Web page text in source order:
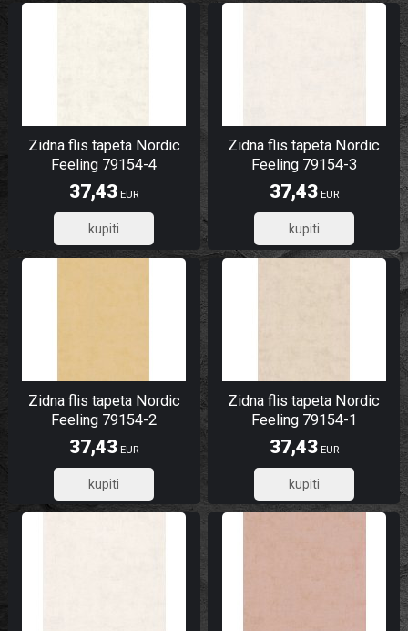
Vining Ivy
Vining ivy
Zlatna
Žuta
Struktura
Zidna flis tapeta Nordic
Feeling 79154-4
37,43 EUR
29,94
Zidna flis tapeta Nordic
Feeling 79154-3
37,43EUR
29,94
Zidna flis tapeta Nordic
Feeling 79154-2
37,43 EUR
29,94
Zidna flis tapeta Nordic
Feeling 79154-1
37,43EUR
29,94